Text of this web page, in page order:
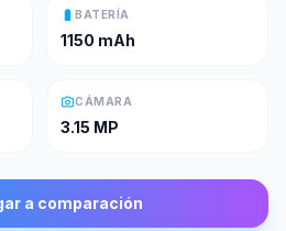
battery_full BATERÍA
1150 mAh
photo_cameraCÁMARA
3.15 MP
a comparación